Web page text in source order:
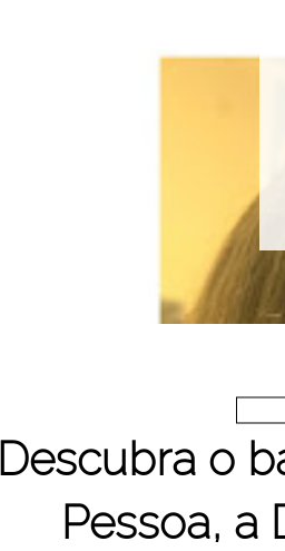
Descubra o
Pessoa, a